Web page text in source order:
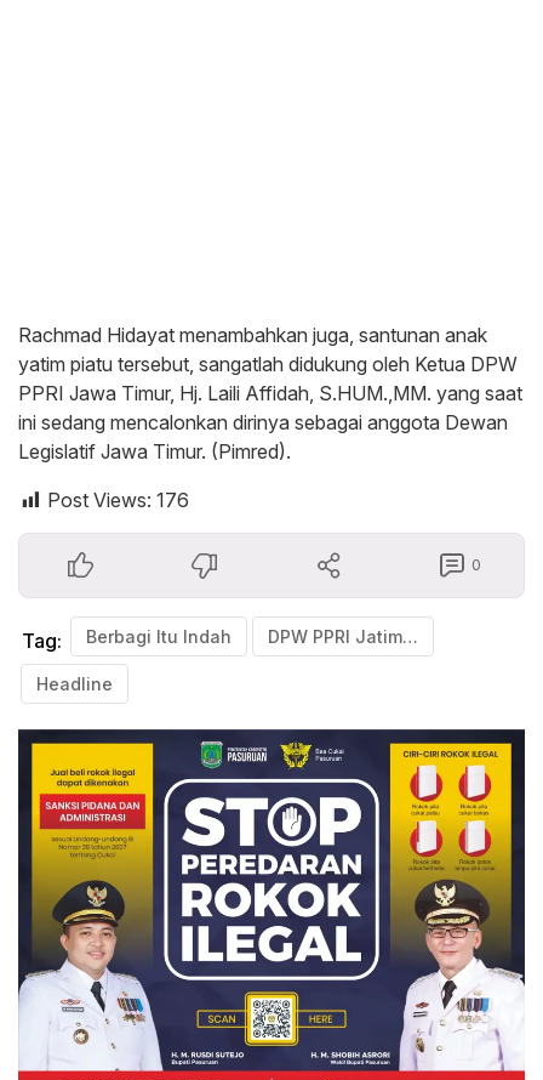
Rachmad Hidayat menambahkan juga, santunan anak
yatim piatu tersebut, sangatlah didukung oleh Ketua DPW
PPRI Jawa Timur, Hj. Laili Affidah, S.HUM.,MM. yang saat
ini sedang mencalonkan dirinya sebagai anggota Dewan
Legislatif Jawa Timur. (Pimred).
Post Views: 176
0
Tag: Berbagi Itu Indah DPW PPRI Jatim Santunan Anak Yatim Piatu Wilayah Banjar Kejen Kabupaten Pasuruan
Headline